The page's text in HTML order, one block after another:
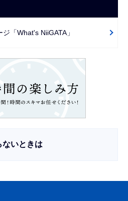
「What's NiiGATA」
ないときは